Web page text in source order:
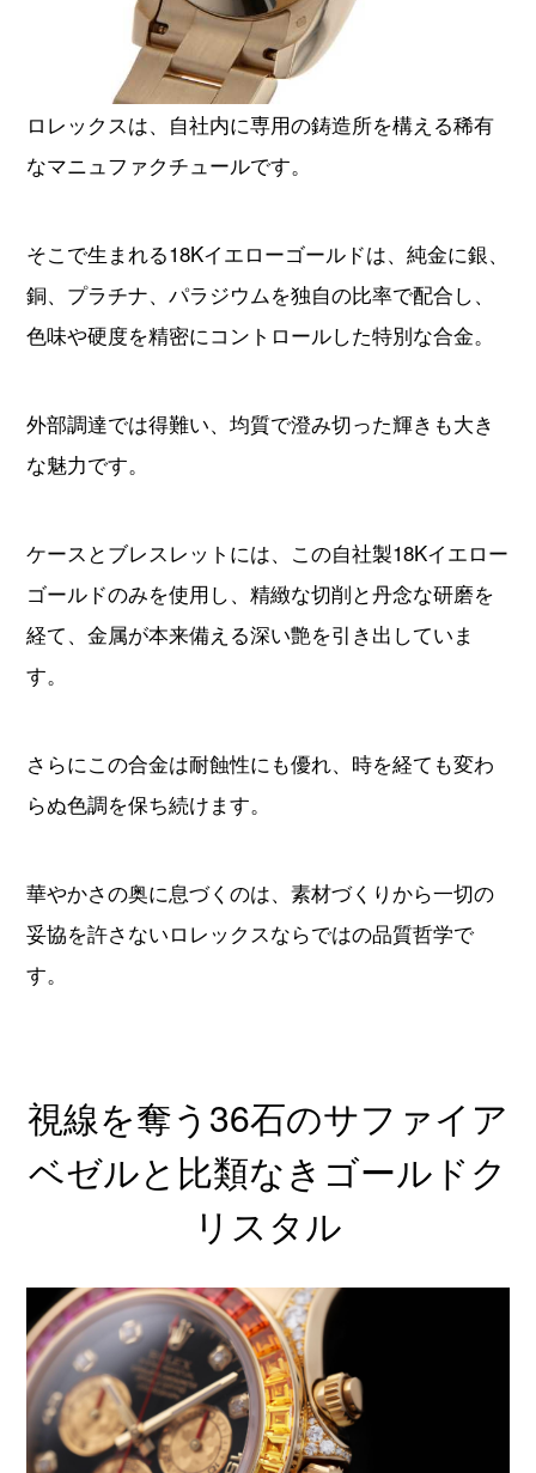
ロレックスは、自社内に専用の鋳造所を構える稀有
なマニュファクチュールです。
そこで生まれる18Kイエローゴールドは、純金に銀、
銅、プラチナ、パラジウムを独自の比率で配合し、
色味や硬度を精密にコントロールした特別な合金。
外部調達では得難い、均質で澄み切った輝きも大き
な魅力です。
ケースとブレスレットには、この自社製18Kイエロー
ゴールドのみを使用し、精緻な切削と丹念な研磨を
経て、金属が本来備える深い艶を引き出していま
す。
さらにこの合金は耐蝕性にも優れ、時を経ても変わ
らぬ色調を保ち続けます。
華やかさの奥に息づくのは、素材づくりから一切の
妥協を許さないロレックスならではの品質哲学で
す。
視線を奪う36石のサファイア
ベゼルと比類なきゴールドク
リスタル